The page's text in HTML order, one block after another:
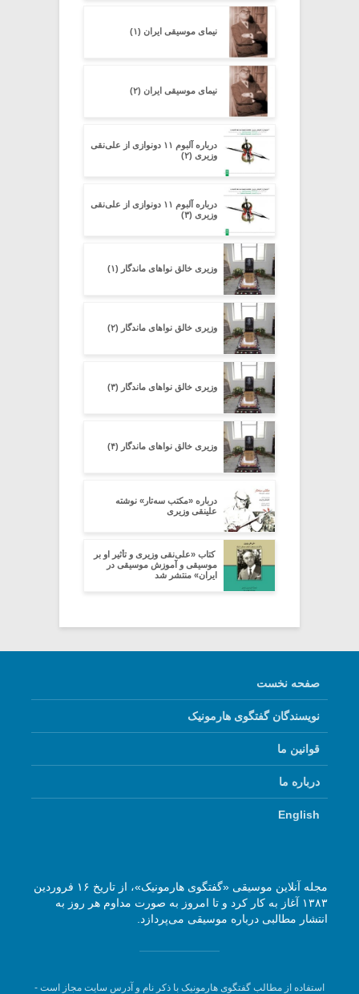
نیمای موسیقی ایران (۱)
نیمای موسیقی ایران (۲)
درباره آلبوم ۱۱ دونوازی از علی‌نقی
وزیری (۲)
درباره آلبوم ۱۱ دونوازی از علی‌نقی
وزیری (۳)
وزیری خالق نواهای ماندگار (۱)
وزیری خالق نواهای ماندگار (۲)
وزیری خالق نواهای ماندگار (۳)
وزیری خالق نواهای ماندگار (۴)
درباره «مکتب سه‌تار» نوشته
علینقی وزیری
کتاب «علی‌نقی وزیری و تأثیر او بر
موسیقی و آموزش موسیقی در
ایران» منتشر شد
صفحه نخست
نویسندگان گفتگوی هارمونیک
قوانین ما
درباره ما
English
مجله آنلاین موسیقی «گفتگوی هارمونیک»، از تاریخ ۱۶ فروردین
۱۳۸۳ آغاز به کار کرد و تا امروز به صورت مداوم هر روز به
انتشار مطالبی درباره موسیقی می‌پردازد.
استفاده از مطالب گفتگوی هارمونیک با ذکر نام و آدرس سایت مجاز است -